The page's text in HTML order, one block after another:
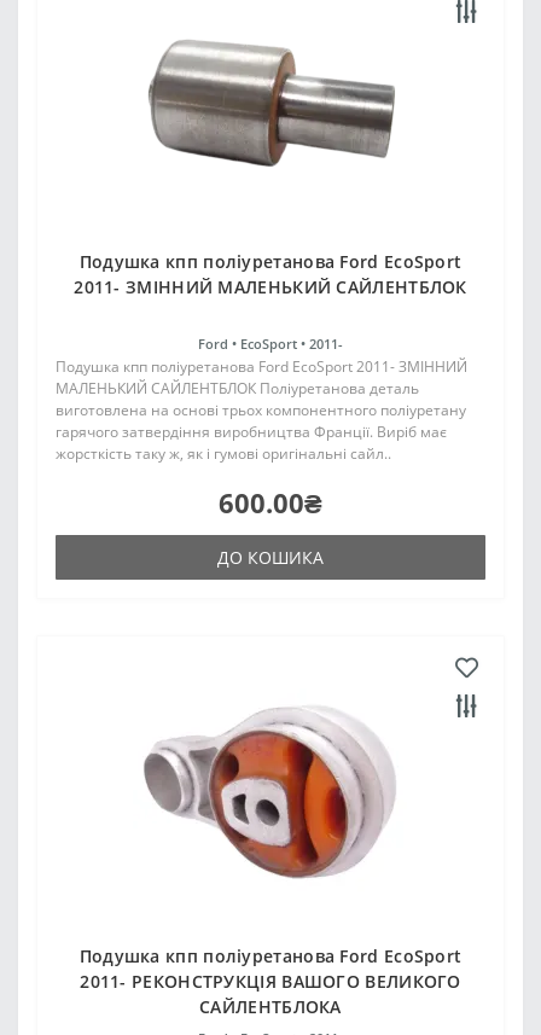
Подушка кпп поліуретанова Ford EcoSport
2011- ЗМІННИЙ МАЛЕНЬКИЙ САЙЛЕНТБЛОК
Ford • EcoSport • 2011-
Подушка кпп поліуретанова Ford EcoSport 2011- ЗМІННИЙ
МАЛЕНЬКИЙ САЙЛЕНТБЛОК Поліуретанова деталь
виготовлена на основі трьох компонентного поліуретану
гарячого затвердіння виробництва Франції. Виріб має
жорсткість таку ж, як і гумові оригінальні сайл..
600.00₴
ДО КОШИКА
Подушка кпп поліуретанова Ford EcoSport
2011- РЕКОНСТРУКЦІЯ ВАШОГО ВЕЛИКОГО
САЙЛЕНТБЛОКА